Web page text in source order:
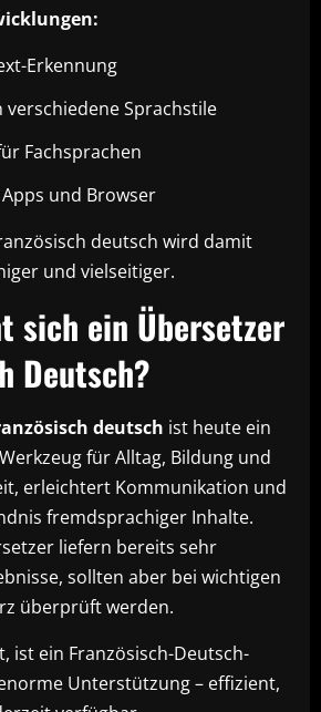
Erkennung
verschiedene Sprachstile
Fachsprachen
und Browser
deutsch wird damit
und vielseitiger.
sich ein Übersetzer
Deutsch?
deutsch ist heute ein
für Alltag, Bildung und
erleichtert Kommunikation und
fremdsprachiger Inhalte.
liefern bereits sehr
sollten aber bei wichtigen
überprüft werden.
ist ein Französisch-Deutsch-
Unterstützung – effizient,